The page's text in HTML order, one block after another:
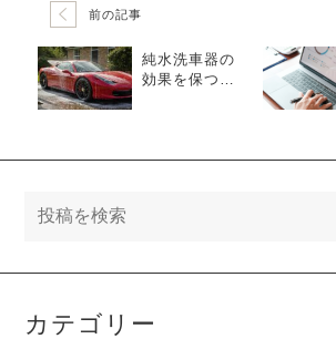
前の記事
純水洗車器の
効果を保つ樹
脂商品変更時
カテゴリー